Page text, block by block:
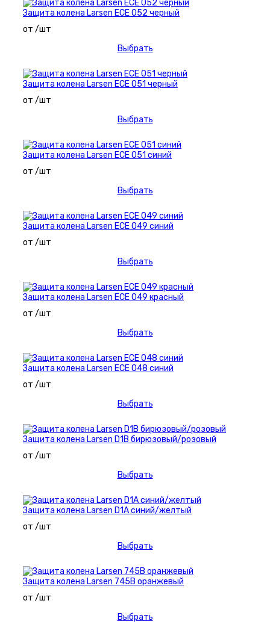
Защита колена Larsen ECE 052 черный
от /шт
Выбрать
Защита колена Larsen ECE 051 черный
от /шт
Выбрать
Защита колена Larsen ECE 051 синий
от /шт
Выбрать
Защита колена Larsen ECE 049 синий
от /шт
Выбрать
Защита колена Larsen ECE 049 красный
от /шт
Выбрать
Защита колена Larsen ECE 048 синий
от /шт
Выбрать
Защита колена Larsen D1B бирюзовый/розовый
от /шт
Выбрать
Защита колена Larsen D1A синий/желтый
от /шт
Выбрать
Защита колена Larsen 745В оранжевый
от /шт
Выбрать